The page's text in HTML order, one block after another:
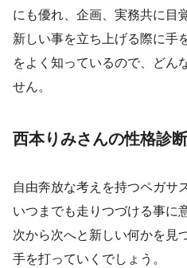
にも優れ、企画、実務共に目
新しい事を立ち上げる際に手
をよく知っているので、どん
せん。
西本りみさんの性格診断
自由奔放な考えを持つペガサ
いつまでも走りつづける事に
次から次へと新しい何かを見
手を打っていくでしょう。